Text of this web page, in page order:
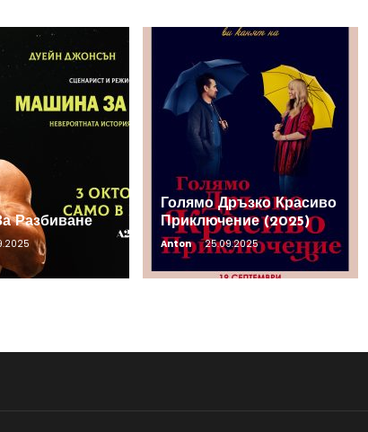
Разбиване
Голямо Дръзко Красиво
Приключение (2025)
Anton 25.09.2025